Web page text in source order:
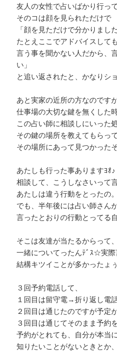
友人の女性で占いばかり行っ
そのコは顔を見られただけで
「顔を見ただけで分かりました
たとえここでアドバイスして
言う事を聞かない人だから、
い」
と追い返されたと、かなりシ
あと実家の近所の方なのですが
仕事場の大切な鍵を無くした時
この占い師に相談しにいった処
その鍵の場所を教えてもらって
その場所にあって見つかった
あたしも行った事ありますﾖｵ♪
相談して、こうしなさいって
あたしは違う行動をとったの。
でも、半年後には占い師さん
言ったとおりの行動とってる
そこは友達が当たるからって、
一緒についてったんﾃﾞｽ☆実
結構キツイことが多かったょ
３回予約電話して、
１回目は留守電→折り返し電
２回目は通じたのですが予定
３回目は通じてそのまま予約
予約がとれても、自分が本当に
知りたいことがないときとか、